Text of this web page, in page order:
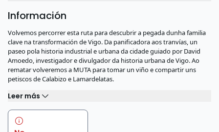
Información
Volvemos percorrer esta ruta para descubrir a pegada dunha familia
clave na transformación de Vigo. Da panificadora aos tranvías, un
paseo pola historia industrial e urbana da cidade guiado por David
Amoedo, investigador e divulgador da historia urbana de Vigo. Ao
rematar volveremos a MUTA para tomar un viño e compartir uns
petiscos de Calabizo e Lamardelatas.
Leer más